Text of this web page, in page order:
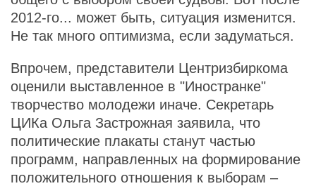
2012-го... может быть, ситуация изменится.
Не так много оптимизма, если задуматься.
Впрочем, представители Центризбиркома
оценили выставленное в "Иностранке"
творчество молодежи иначе. Секретарь
ЦИКа Ольга Застрожная заявила, что
политические плакаты станут частью
программ, направленных на формирование
положительного отношения к выборам –